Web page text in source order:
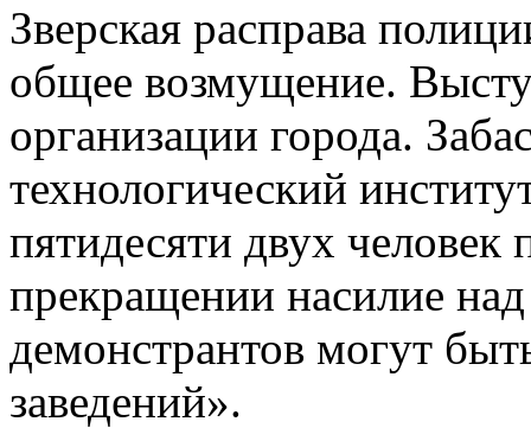
Зверская расправа
общее возмущение.
организации города.
технологический
пятидесяти двух
прекращении насилие
демонстрантов могут
заведений».